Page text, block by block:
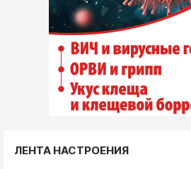
ЛЕНТА НАСТРОЕНИЯ